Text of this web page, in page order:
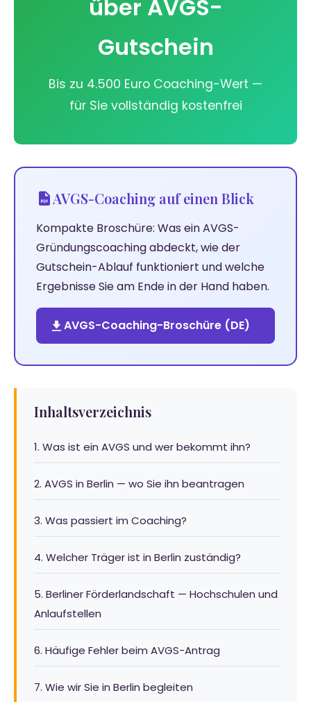
über AVGS-
Gutschein
Bis zu 4.500 Euro Coaching-Wert —
für Sie vollständig kostenfrei
AVGS-Coaching auf einen Blick
Kompakte Broschüre: Was ein AVGS-
Gründungscoaching abdeckt, wie der
Gutschein-Ablauf funktioniert und welche
Ergebnisse Sie am Ende in der Hand haben.
AVGS-Coaching-Broschüre (DE)
Inhaltsverzeichnis
1. Was ist ein AVGS und wer bekommt ihn?
2. AVGS in Berlin — wo Sie ihn beantragen
3. Was passiert im Coaching?
4. Welcher Träger ist in Berlin zuständig?
5. Berliner Förderlandschaft — Hochschulen und
Anlaufstellen
6. Häufige Fehler beim AVGS-Antrag
7. Wie wir Sie in Berlin begleiten